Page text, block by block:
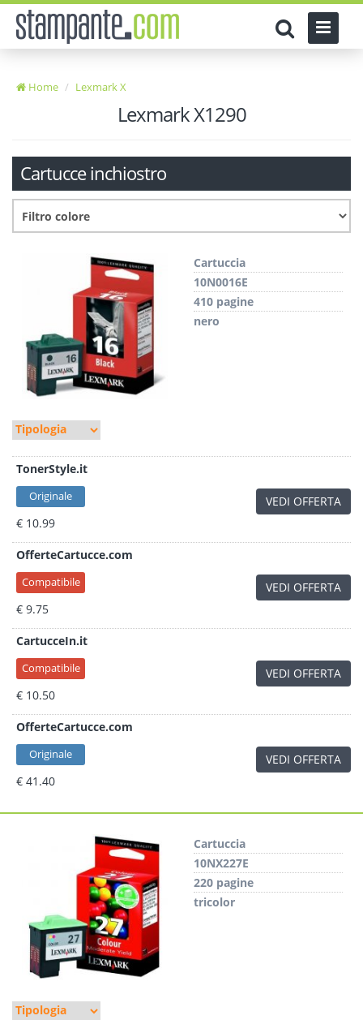
Home Lexmark X
Lexmark X1290
Cartucce inchiostro
Cartuccia
10N0016E
410 pagine
nero
TonerStyle.it
Originale
€ 10.99
VEDI OFFERTA
OfferteCartucce.com
Compatibile
€ 9.75
VEDI OFFERTA
CartucceIn.it
Compatibile
€ 10.50
VEDI OFFERTA
OfferteCartucce.com
Originale
€ 41.40
VEDI OFFERTA
Cartuccia
10NX227E
220 pagine
tricolor